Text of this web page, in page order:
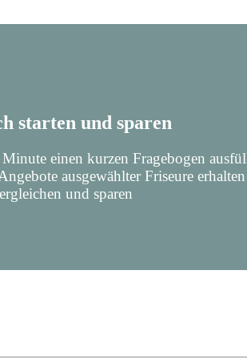
starten und sparen
einen kurzen Fragebogen
ausgewählter Friseure erhalten
und sparen